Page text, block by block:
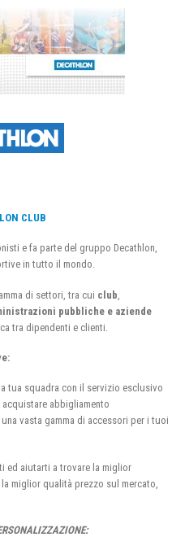
CLUB
e fa parte del gruppo Decathlon,
in tutto il mondo.
di settori, tra cui club
pubbliche e aziende
tra dipendenti e clienti.
tua squadra con il servizio esclusivo
abbigliamento
vasta gamma di accessori per i tuoi
ed aiutarti a trovare la miglior
miglior qualità prezzo sul mercato,